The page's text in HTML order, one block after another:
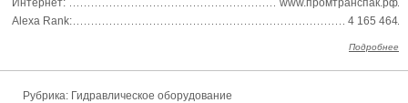
Интернет:
www.промтранспак.рф
Alexa Rank:
4 165 464
Подробнее
Рубрика: Гидравлическое оборудование